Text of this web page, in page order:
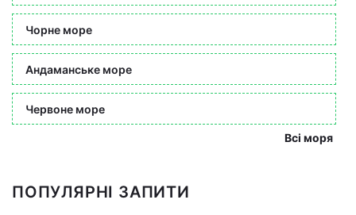
Чорне море
Андаманське море
Червоне море
Всі моря
ПОПУЛЯРНІ ЗАПИТИ